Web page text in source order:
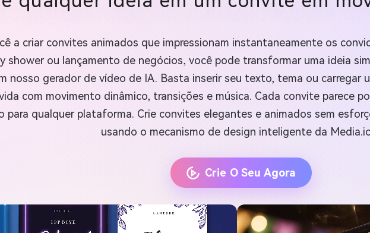
a criar convites animados que impressionam instantaneamente os
shower ou lançamento de negócios, você pode transformar uma ideia
nosso gerador de vídeo de IA. Basta inserir seu texto, tema ou carregar
com movimento dinâmico, transições e música. Cada convite parece
para qualquer plataforma. Crie convites elegantes e animados sem
usando o mecanismo de design inteligente da
Crie O Seu Agora